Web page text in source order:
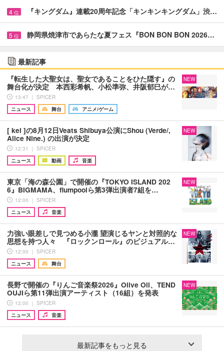
4 位 『キングダム』連載20周年記念「キンキンキングダム」渋…
5 位 静岡県焼津市であらたな夏フェス『BON BON BON 2026…
最新記事
『転生した大聖女は、聖女であることをひた隠す』の
舞台化が決定 本西彩希帆、小松準弥、井阪郁巳が…
13:47 ｜ SPICER
ニュース
舞台 アニメ/ゲーム
NEW
[ kei ]の8月12日Veats Shibuya公演にShou (Verde/,
Alice Nine.) の出演が決定
12:31 ｜ SPICER
ニュース
動画 音楽
NEW
東京「海の森公園」で開催の『TOKYO ISLAND 202
6』BIGMAMA、flumpoolら第3弾出演者7組を…
12:00 ｜ SPICER
ニュース
音楽
NEW
力強い眼差しで見つめる小瀧 望演じるヤンと対照的な
思想を持つ人々 『ロックンロール』のビジュアル…
12:00 ｜ SPICER
ニュース
舞台
NEW
長野で開催の『りんご音楽祭2026』Olive Oil、TEND
OUJIら第11弾出演アーティスト（16組）を発表
12:00 ｜ SPICER
ニュース
音楽
NEW
最新記事をもっと見る